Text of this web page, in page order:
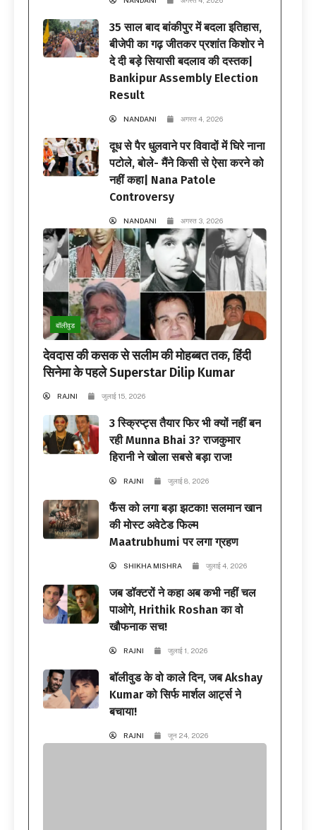
35 साल बाद बांकीपुर में बदला इतिहास,
बीजेपी का गढ़ जीतकर प्रशांत किशोर ने
दे दी बड़े सियासी बदलाव की दस्तक|
Bankipur Assembly Election
Result
NANDANI अगस्त 4, 2026
दूध से पैर धुलवाने पर विवादों में घिरे नाना
पटोले, बोले- मैंने किसी से ऐसा करने को
नहीं कहा| Nana Patole
Controversy
NANDANI अगस्त 3, 2026
बॉलीवुड
देवदास की कसक से सलीम की मोहब्बत तक, हिंदी
सिनेमा के पहले Superstar Dilip Kumar
RAJNI जुलाई 15, 2026
3 स्क्रिप्ट्स तैयार फिर भी क्यों नहीं बन
रही Munna Bhai 3? राजकुमार
हिरानी ने खोला सबसे बड़ा राज!
RAJNI जुलाई 8, 2026
फैंस को लगा बड़ा झटका! सलमान खान
की मोस्ट अवेटेड फिल्म
Maatrubhumi पर लगा ग्रहण
SHIKHA MISHRA जुलाई 4, 2026
जब डॉक्टरों ने कहा अब कभी नहीं चल
पाओगे, Hrithik Roshan का वो
खौफनाक सच!
RAJNI जुलाई 1, 2026
बॉलीवुड के वो काले दिन, जब Akshay
Kumar को सिर्फ मार्शल आर्ट्स ने
बचाया!
RAJNI जून 24, 2026